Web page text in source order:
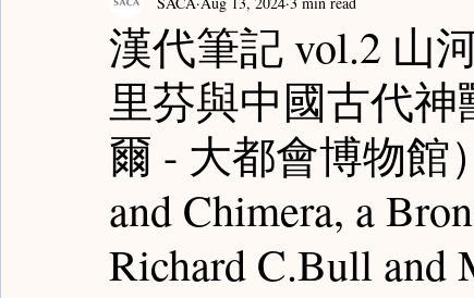
Auction Notes / 拍賣筆記 Tang Notes / 唐代筆記
Teamaster Notes / 茶人筆記 Teacaddy Notes /
Guardian Notes / 嘉德筆記 Poly Notes / 保利筆記
Bronze Notes / 青銅筆記 Han Notes / 漢代筆記
漢代筆記 vol.2 山
里芬與中國古代
爾 - 大都會博物館
and Chimera, a
Richard C.Bull and